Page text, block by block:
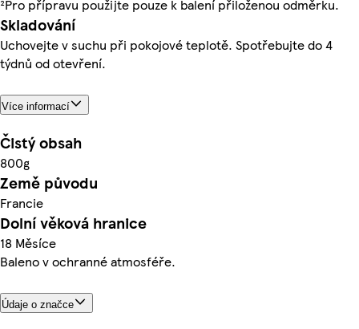
²Pro přípravu použijte pouze k balení přiloženou odměrku.
Skladování
Uchovejte v suchu při pokojové teplotě. Spotřebujte do 4
týdnů od otevření.
Více informací
Čistý obsah
800g
Země původu
Francie
Dolní věková hranice
18 Měsíce
Baleno v ochranné atmosféře.
Údaje o značce